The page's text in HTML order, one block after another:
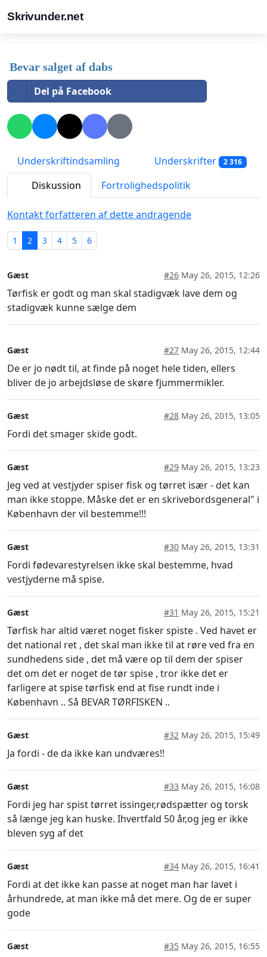
Skrivunder.net
Bevar salget af dabs
Del på Facebook
Underskriftindsamling Underskrifter 2 316
Diskussion Fortrolighedspolitik
Kontakt forfatteren af dette andragende
1 2 3 4 5 6
Gæst #26 May 26, 2015, 12:26
Tørfisk er godt og man skal stadigvæk lave dem og
stadigvæk kunne sælge dem
Gæst #27 May 26, 2015, 12:44
De er jo nødt til, at finde på noget hele tiden, ellers
bliver de jo arbejdsløse de skøre fjummermikler.
Gæst #28 May 26, 2015, 13:05
Fordi det smager skide godt.
Gæst #29 May 26, 2015, 13:23
Jeg ved at vestjyder spiser fisk og tørret især - det kan
man ikke stoppe. Måske det er en skrivebordsgeneral" i
København der vil bestemme!!!
Gæst #30 May 26, 2015, 13:31
Fordi fødevarestyrelsen ikke skal bestemme, hvad
vestjyderne må spise.
Gæst #31 May 26, 2015, 15:21
Tørfisk har altid været noget fisker spiste . Ved havet er
det national ret , det skal man ikke til at røre ved fra en
sundhedens side , det må være op til dem der spiser
det om det er noget de tør spise , tror ikke det er
farligere at spise tørfisk end at fise rundt inde i
København .. Så BEVAR TØRFISKEN ..
Gæst #32 May 26, 2015, 15:49
Ja fordi - de da ikke kan undværes!!
Gæst #33 May 26, 2015, 16:08
Fordi jeg har spist tørret issinger,rødspætter og torsk
så længe jeg kan huske. Ihvertfald 50 år,og jeg er ikke
bleven syg af det
Gæst #34 May 26, 2015, 16:41
Fordi at det ikke kan passe at noget man har lavet i
århundrede, at man ikke må det mere. Og de er super
gode
Gæst #35 May 26, 2015, 16:55